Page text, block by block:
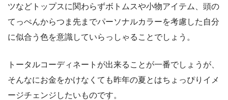
ツなどトップスに関わらずボトムスや小物アイテム、頭の
てっぺんからつま先までパーソナルカラーを考慮した自分
に似合う色を意識していらっしゃることでしょう。
トータルコーディネートが出来ることが一番でしょうが、
そんなにお金をかけなくても昨年の夏とはちょっぴりイメ
ージチェンジしたいものです。